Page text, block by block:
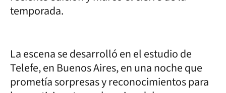
temporada.
La escena se desarrolló en el estudio de
Telefe, en Buenos Aires, en una noche que
prometía sorpresas y reconocimientos para